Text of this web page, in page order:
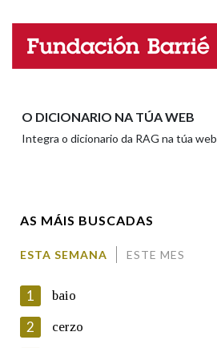
Nome
O DICIONARIO NA TÚA WEB
Integra o dicionario da RAG na túa web
AS MÁIS BUSCADAS
ESTA SEMANA ESTE MES
1 baio
2 cerzo